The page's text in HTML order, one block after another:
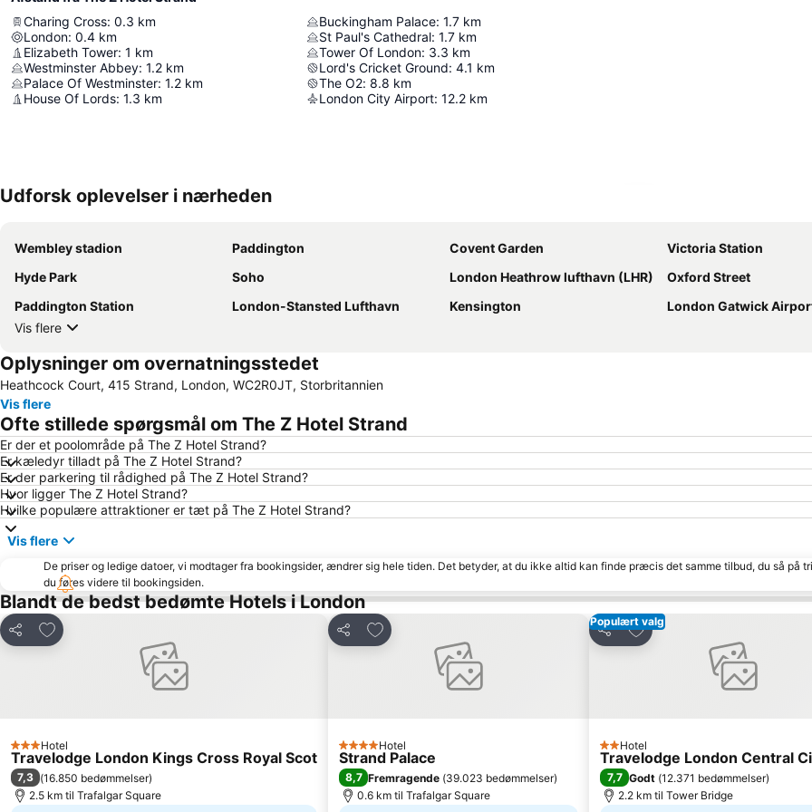
Charing Cross: 0.3 km
London: 0.4 km
Elizabeth Tower: 1 km
Westminster Abbey: 1.2 km
Palace Of Westminster: 1.2 km
House Of Lords: 1.3 km
Buckingham Palace: 1.7 km
St Paul's Cathedral: 1.7 km
Tower Of London: 3.3 km
Lord's Cricket Ground: 4.1 km
The O2: 8.8 km
London City Airport: 12.2 km
Udforsk oplevelser i nærheden
Wembley stadion Paddington Covent Garden
Victoria Station
Hyde Park
Soho London Heathrow lufthavn (LHR)
Oxford Street
Paddington Station
London-Stansted Lufthavn Kensington
London Gatwick
Vis flere
Oplysninger om overnatningsstedet
Heathcock Court, 415 Strand, London, WC2R0JT, Storbritannien
Vis flere
Ofte stillede spørgsmål om The Z Hotel Strand
Er der et poolområde på The Z Hotel Strand?
Er kæledyr tilladt på The Z Hotel Strand?
Er der parkering til rådighed på The Z Hotel Strand?
Hvor ligger The Z Hotel Strand?
Hvilke populære attraktioner er tæt på The Z Hotel Strand?
Vis flere
De priser og ledige datoer, vi modtager fra bookingsider, ændrer sig hele tiden. Det betyder, at du ikke altid kan finde præcis det samme tilbud, du så på
du føres videre til bookingsiden.
Blandt de bedst bedømte Hotels i London
Del
Føj til favoritter
3 Stjerner
Hotel
Travelodge London Kings Cross Royal Scot
7,3 (16.850 bedømmelser)
2.5 km til Trafalgar Square
Del
Føj til favoritter
4 Stjerner
Hotel
Strand Palace
8,7 Fremragende (39.023 bedømmelser)
0.6 km til Trafalgar Square
Populært valg
Del
Føj til favoritter
2 Stjerner
Hotel
Travelodge London Central
7,7 Godt (12.371 bedømmelser)
2.2 km til Tower Bridge